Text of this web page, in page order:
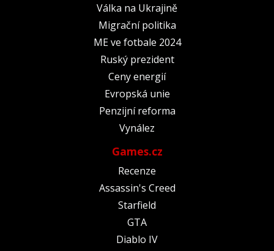
Válka na Ukrajině
Migrační politika
ME ve fotbale 2024
Ruský prezident
Ceny energií
Evropská unie
Penzijní reforma
Vynález
Games.cz
Recenze
Assassin's Creed
Starfield
GTA
Diablo IV